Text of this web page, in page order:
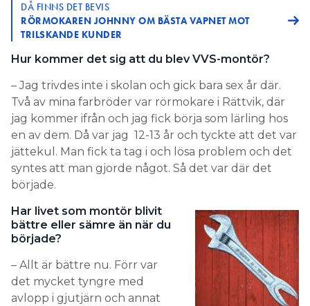
DÅ FINNS DET BEVIS
RÖRMOKAREN JOHNNY OM BÄSTA VAPNET MOT
TRILSKANDE KUNDER
Hur kommer det sig att du blev VVS-montör?
– Jag trivdes inte i skolan och gick bara sex år där.
Två av mina farbröder var rörmokare i Rättvik, där
jag kommer ifrån och jag fick börja som lärling hos
en av dem. Då var jag 12-13 år och tyckte att det var
jättekul. Man fick ta tag i och lösa problem och det
syntes att man gjorde något. Så det var där det
började.
Har livet som montör blivit
bättre eller sämre än när du
började?
– Allt är bättre nu. Förr var
det mycket tyngre med
avlopp i gjutjärn och annat